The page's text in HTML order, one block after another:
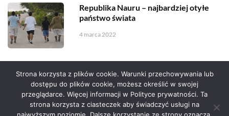
Republika Nauru – najbardziej otyłe
państwo świata
4 marca 2022
Serwis zaprojektował Grzegorz Sztank .
Strona korzysta z plików cookie. Warunki przechowywania lub
dostępu do plików cookie, możesz określić w swojej
przeglądarce. Więcej informacji w Polityce prywatności. Ta
strona korzysta z ciasteczek aby świadczyć usługi na